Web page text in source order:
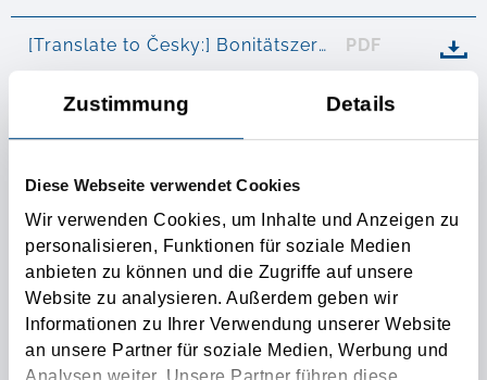
Zustimmung Details
Diese Webseite verwendet Cookies
Wir verwenden Cookies, um Inhalte und Anzeigen zu
personalisieren, Funktionen für soziale Medien
anbieten zu können und die Zugriffe auf unsere
Website zu analysieren. Außerdem geben wir
Informationen zu Ihrer Verwendung unserer Website
an unsere Partner für soziale Medien, Werbung und
Analysen weiter. Unsere Partner führen diese
[Translate to Česky:] Bonitätszertifikat Bisnode D&B PDF 
PDF
FILENAME TYPE
[Translate to Česky:] CMR-Polizze PDF